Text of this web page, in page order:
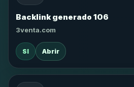
Backlink generado 106
3venta.com
SI Abrir